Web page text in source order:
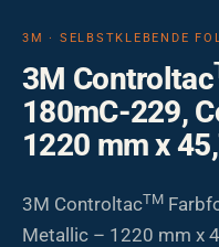
3M · SELBSTKLEBENDE
3M Controltac
180mC-229,
1220 mm x
3M ControltacTM
Metallic – 1220 mm x